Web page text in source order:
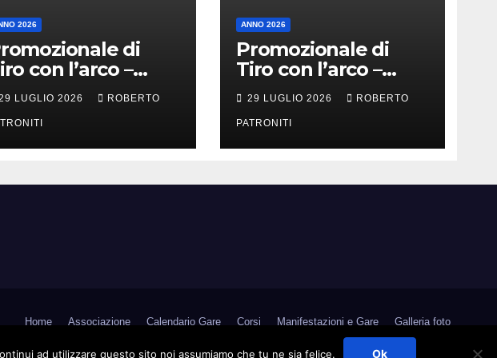
2026
di
con l’arco –
(Me)
LUGLIO 2026 ROBERTO
ANNO 2026
Promozionale di
Tiro con l’arco –
Militello Rosmarino
(Me)
29 LUGLIO 2026 ROBERTO
PATRONITI
Home Associazione Calendario Gare Corsi Manifestazioni e Gare Galleria foto
Medagliere Contatti Link Utili Area Riservata
ad utilizzare questo sito noi assumiamo che tu ne sia felice. Ok